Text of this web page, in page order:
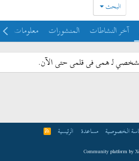
البحث
آخر النشاطات المنشورات معلومات
لـ همى فى قلمى حتى الآن.
الخصوصية مساعدة الرئيسية R
S
Community platform by